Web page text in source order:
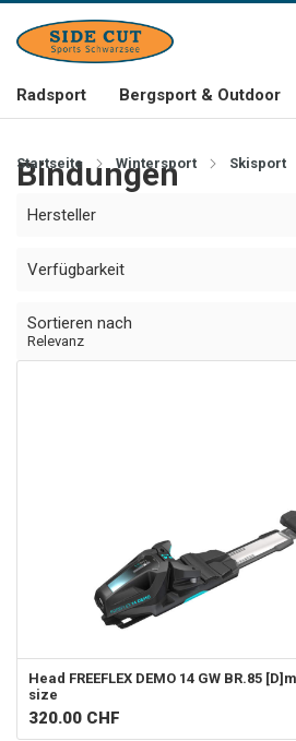
Radsport Bergsport & Outdoor
Startseite Wintersport Skisport
Bindungen
Hersteller
Verfügbarkeit
Sortieren nach
Relevanz
Head FREEFLEX DEMO 14 GW BR.85
size
320.00 CHF